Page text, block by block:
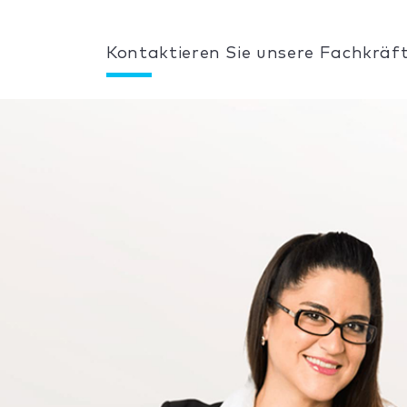
Kontaktieren Sie unsere